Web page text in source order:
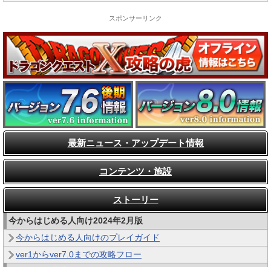
スポンサーリンク
最新ニュース・アップデート情報
コンテンツ・施設
ストーリー
今からはじめる人向け2024年2月版
今からはじめる人向けのプレイガイド
ver1からver7.0までの攻略フロー